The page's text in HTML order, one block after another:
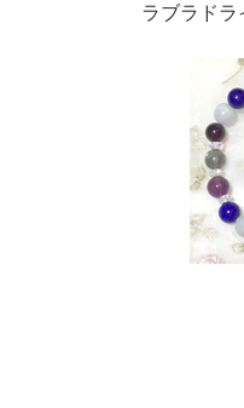
ラブラド